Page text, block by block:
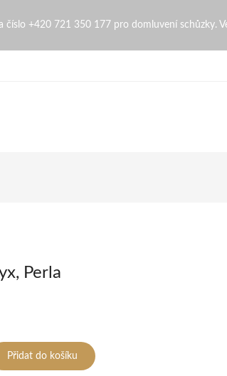
+420 721 350 177 pro domluvení schůzky.
Perla
Přidat do košíku